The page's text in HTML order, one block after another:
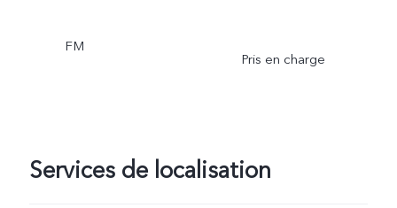
FM
Pris en charge
Services de localisation